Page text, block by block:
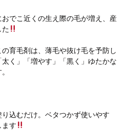
でこ近くの生え際の毛が増え、産
た
育毛剤は、薄毛や抜け毛を予防し
く」「増やす」「黒く」ゆたかな
込むだけ。ベタつかず使いやす
ます